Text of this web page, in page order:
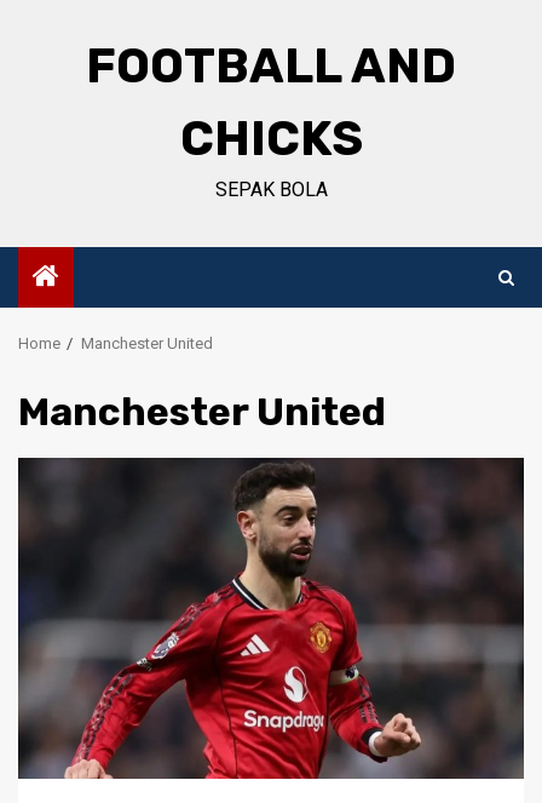
FOOTBALL AND
CHICKS
SEPAK BOLA
Home Manchester United
Manchester United